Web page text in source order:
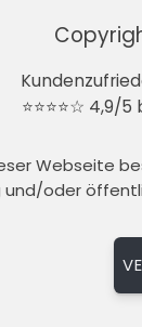
⭐⭐⭐⭐☆
Webseite
und/oder